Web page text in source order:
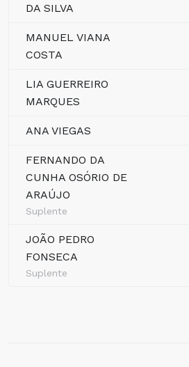
DA SILVA
MANUEL VIANA
COSTA
LIA GUERREIRO
MARQUES
ANA VIEGAS
FERNANDO DA
CUNHA OSÓRIO DE
ARAÚJO
Suplente
JOÃO PEDRO
FONSECA
Suplente